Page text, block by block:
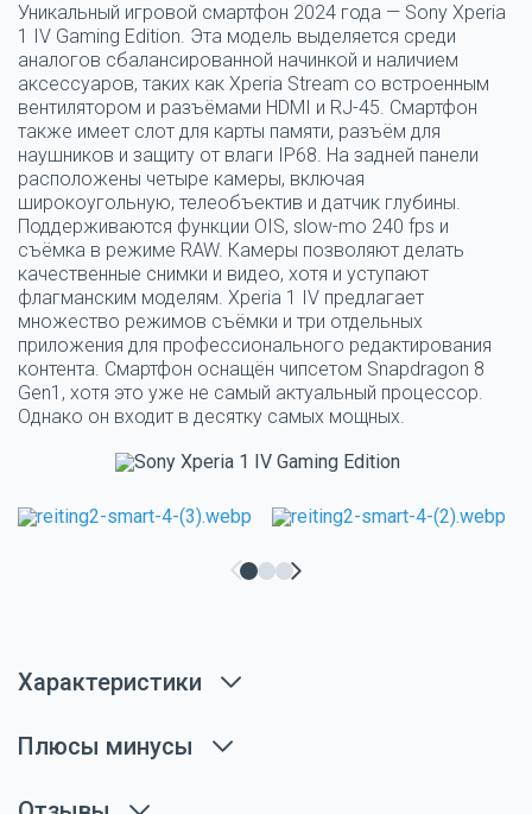
Уникальный игровой смартфон 2024 года — Sony Xperia
1 IV Gaming Edition. Эта модель выделяется среди
аналогов сбалансированной начинкой и наличием
аксессуаров, таких как Xperia Stream со встроенным
вентилятором и разъёмами HDMI и RJ-45. Смартфон
также имеет слот для карты памяти, разъём для
наушников и защиту от влаги IP68. На задней панели
расположены четыре камеры, включая
широкоугольную, телеобъектив и датчик глубины.
Поддерживаются функции OIS, slow-mo 240 fps и
съёмка в режиме RAW. Камеры позволяют делать
качественные снимки и видео, хотя и уступают
флагманским моделям. Xperia 1 IV предлагает
множество режимов съёмки и три отдельных
приложения для профессионального редактирования
контента. Смартфон оснащён чипсетом Snapdragon 8
Gen1, хотя это уже не самый актуальный процессор.
Однако он входит в десятку самых мощных.
Характеристики
Плюсы минусы